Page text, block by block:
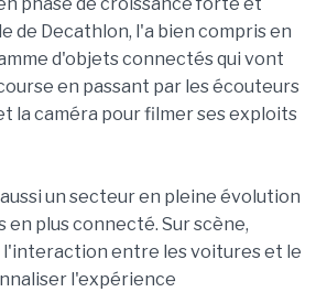
phase de croissance forte et
de Decathlon, l'a bien compris en
d'objets connectés qui vont
en passant par les écouteurs
la caméra pour filmer ses exploits
un secteur en pleine évolution
en plus connecté. Sur scène,
entre les voitures et le
l'expérience